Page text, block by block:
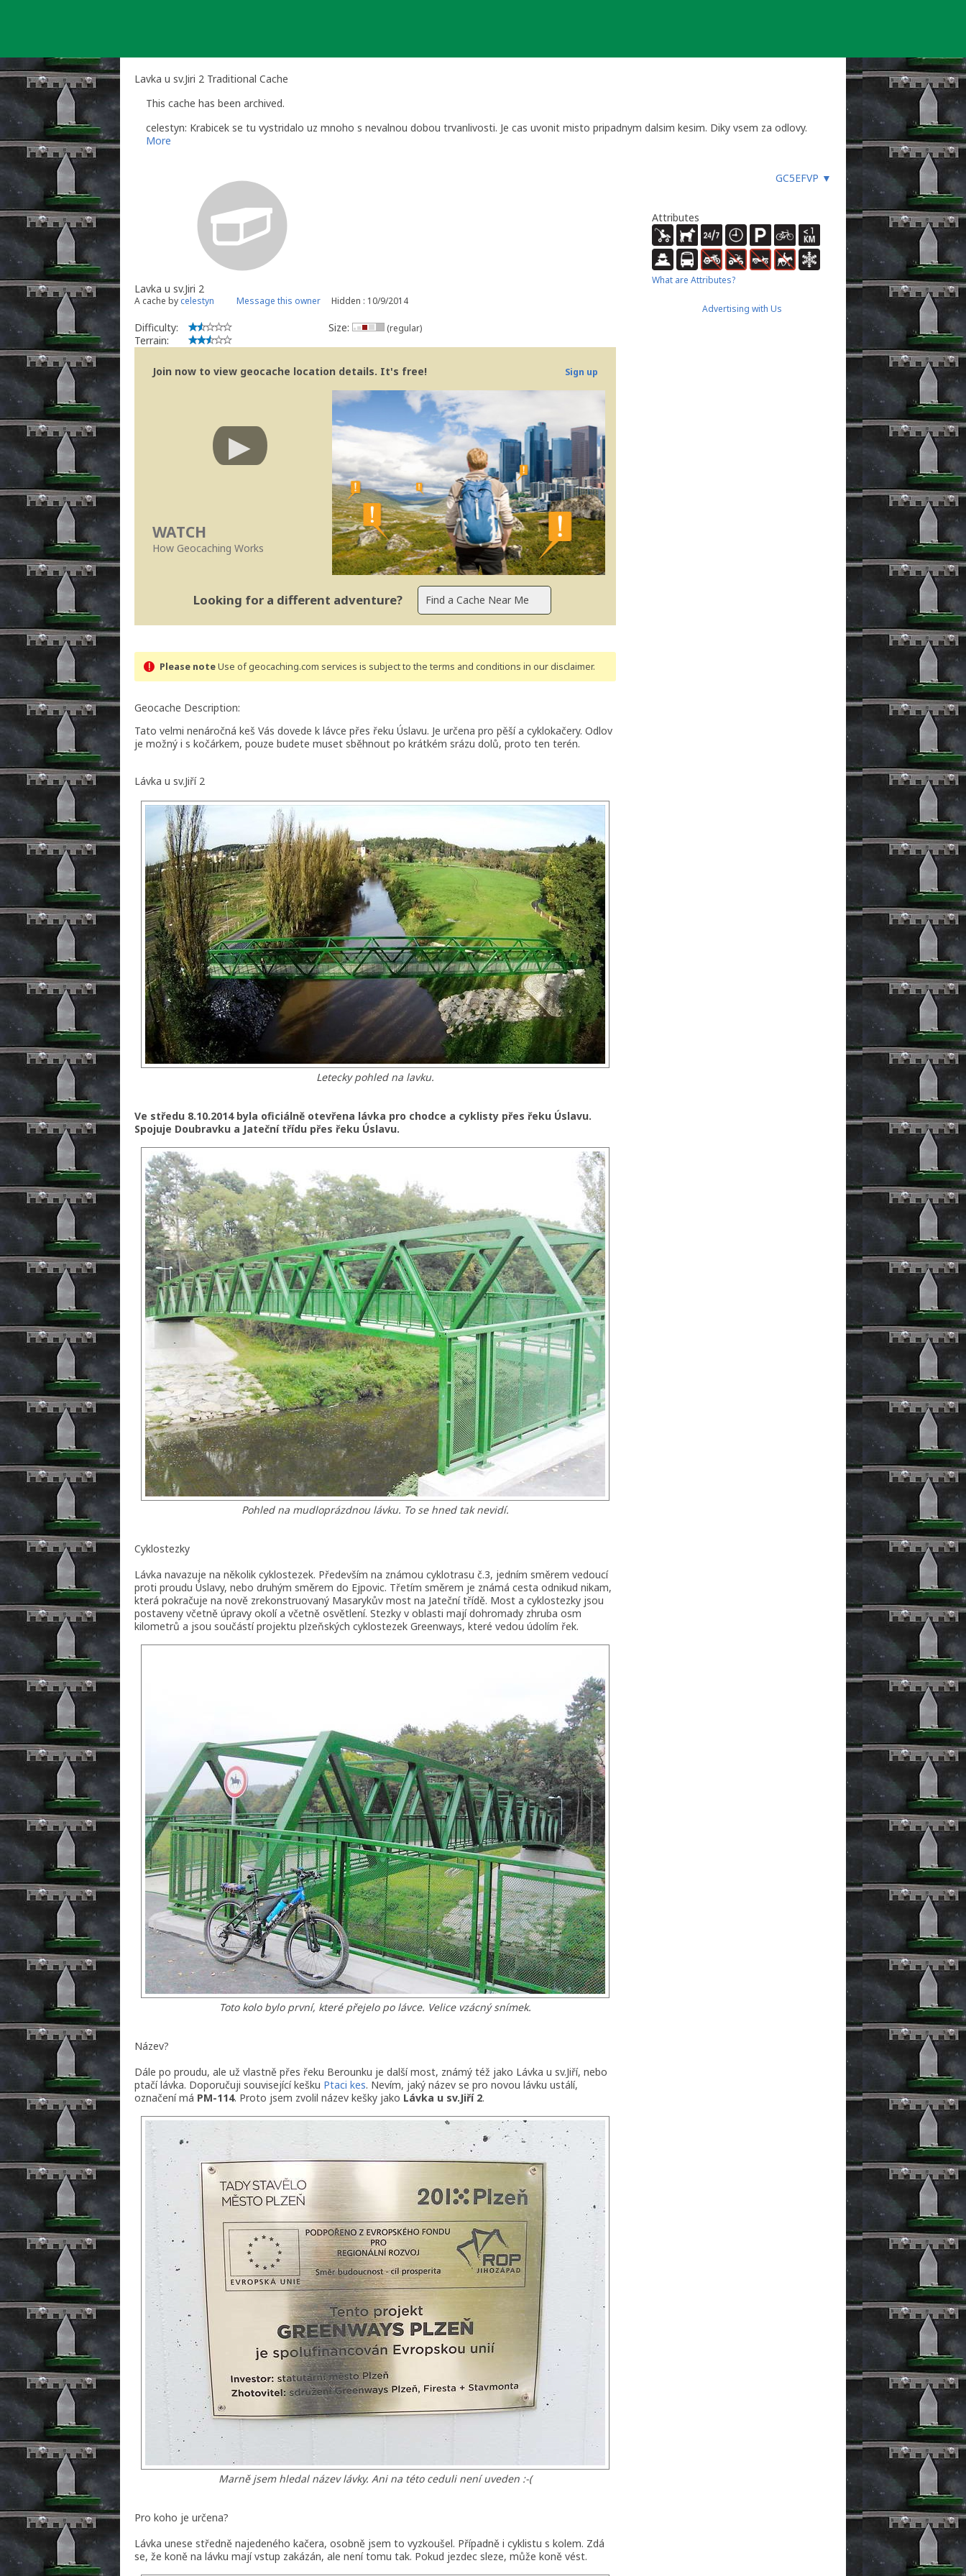
Lavka u sv.Jiri 2 Traditional Cache
This cache has been archived.
celestyn: Krabicek se tu vystridalo uz mnoho s nevalnou dobou trvanlivosti. Je cas uvonit misto pripadnym dalsim kesim. Diky vsem za odlovy.
More
GC5EFVP ▼
Lavka u sv.Jiri 2
A cache by celestyn Message this owner Hidden : 10/9/2014
Difficulty:
Terrain:
Size: (regular)
Join now to view geocache location details. It's free! Sign up
WATCH
How Geocaching Works
Looking for a different adventure?
Please noteUse of geocaching.com services is subject to the terms and conditions in our disclaimer.
Geocache Description:
Tato velmi nenáročná keš Vás dovede k lávce přes řeku Úslavu. Je určena pro pěší a cyklokačery. Odlov
je možný i s kočárkem, pouze budete muset sběhnout po krátkém srázu dolů, proto ten terén.
Lávka u sv.Jiří 2
Letecky pohled na lavku.
Ve středu 8.10.2014 byla oficiálně otevřena lávka pro chodce a cyklisty přes řeku Úslavu.
Spojuje Doubravku a Jateční třídu přes řeku Úslavu.
Pohled na mudloprázdnou lávku. To se hned tak nevidí.
Cyklostezky
Lávka navazuje na několik cyklostezek. Především na známou cyklotrasu č.3, jedním směrem vedoucí
proti proudu Úslavy, nebo druhým směrem do Ejpovic. Třetím směrem je známá cesta odnikud nikam,
která pokračuje na nově zrekonstruovaný Masarykův most na Jateční třídě. Most a cyklostezky jsou
postaveny včetně úpravy okolí a včetně osvětlení. Stezky v oblasti mají dohromady zhruba osm
kilometrů a jsou součástí projektu plzeňských cyklostezek Greenways, které vedou údolím řek.
Toto kolo bylo první, které přejelo po lávce. Velice vzácný snímek.
Název?
Dále po proudu, ale už vlastně přes řeku Berounku je další most, známý též jako Lávka u sv.Jiří, nebo
ptačí lávka. Doporučuji související kešku Ptaci kes. Nevím, jaký název se pro novou lávku ustálí,
označení má PM-114. Proto jsem zvolil název kešky jako Lávka u sv.Jiří 2.
Marně jsem hledal název lávky. Ani na této ceduli není uveden :-(
Pro koho je určena?
Lávka unese středně najedeného kačera, osobně jsem to vyzkoušel. Případně i cyklistu s kolem. Zdá
se, že koně na lávku mají vstup zakázán, ale není tomu tak. Pokud jezdec sleze, může koně vést.
Attributes
What are Attributes?
Advertising with Us